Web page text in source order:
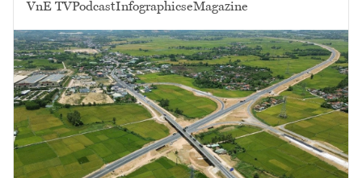
VnE TVPodcastInfographicseMagazine